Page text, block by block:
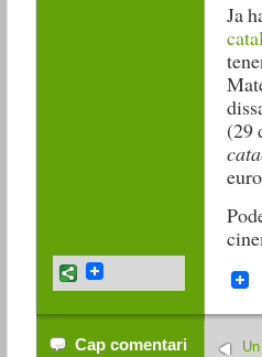
Ja
(29
Cap comentari